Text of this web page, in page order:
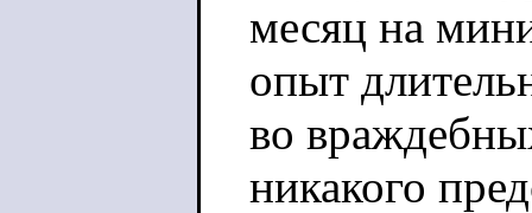
месяц на
опыт
во
никакого